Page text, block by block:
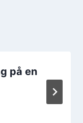
på en